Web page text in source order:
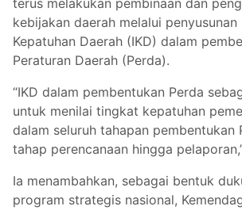
kebijakan daerah melalui penyusunan
Kepatuhan Daerah (IKD) dalam
Peraturan Daerah (Perda).
“IKD dalam pembentukan Perda
untuk menilai tingkat kepatuhan
dalam seluruh tahapan pembentukan
tahap perencanaan hingga
Ia menambahkan, sebagai bentuk
program strategis nasional,